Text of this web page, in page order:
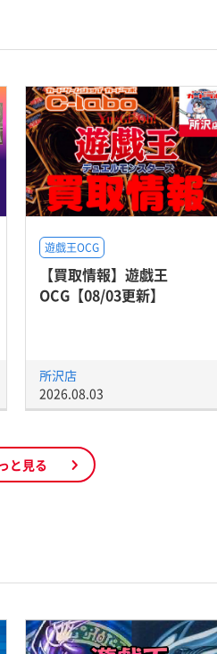
遊戯王OCG
【買取情報】遊戯王
OCG【08/03更新】
所沢店
2026.08.03
と見る